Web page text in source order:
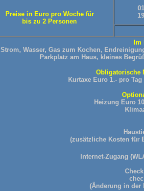
Preise in Euro pro Woche für
bis zu 2 Personen
Strom, Wasser, Gas zum Kochen,
Parkplatz am Haus, kleines
Obligatorische
Kurtaxe Euro 1.- pro
Heizung Euro
(zusätzliche Kosten für
Internet-Zugang
(Änderung in der